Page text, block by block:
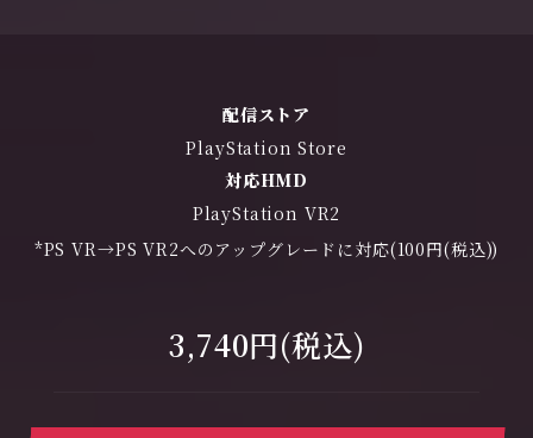
配信ストア
PlayStation Store
対応HMD
PlayStation VR2
*PS VR→PS VR2へのアップグレードに対応(100円(税込))
3,740円(税込)